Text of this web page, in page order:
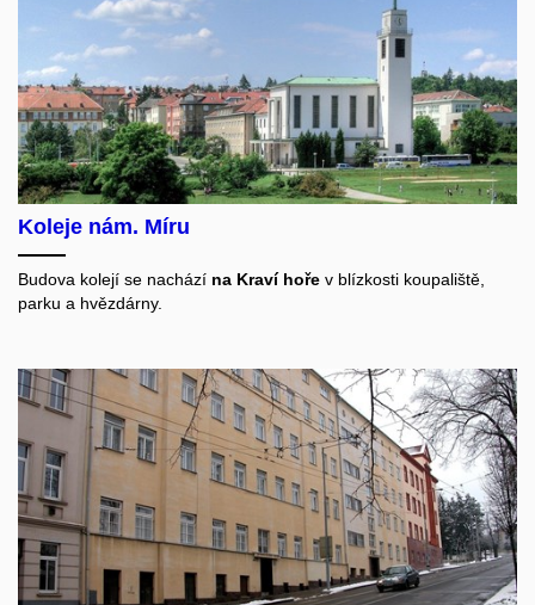
Koleje nám. Míru
Budova kolejí se nachází na Kraví hoře v blízkosti koupaliště,
parku a hvězdárny.